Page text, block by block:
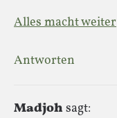
Alles macht weiter
Antworten
Madjoh sagt: